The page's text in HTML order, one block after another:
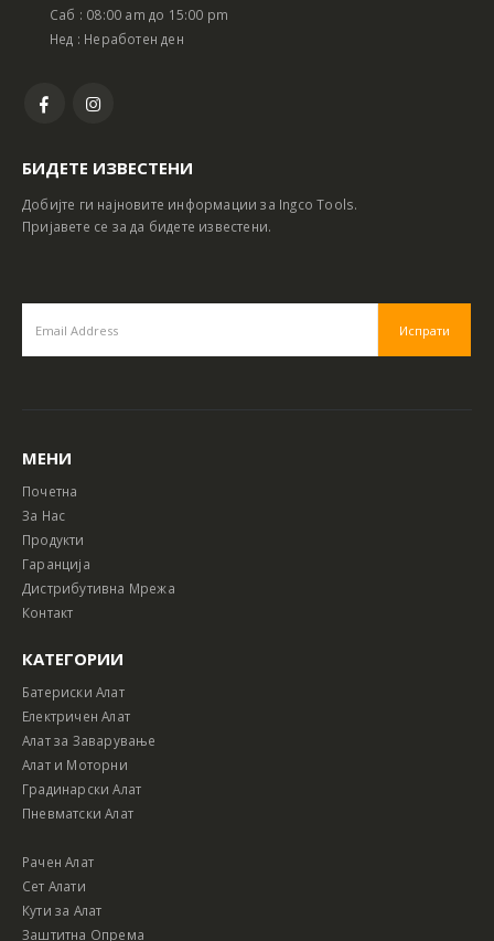
Саб : 08:00 am до 15:00 pm
Нед : Неработен ден
БИДЕТЕ ИЗВЕСТЕНИ
Добијте ги најновите информации за Ingco Tools.
Пријавете се за да бидете известени.
МЕНИ
Почетна
За Нас
Продукти
Гаранција
Дистрибутивна Мрежа
Контакт
КАТЕГОРИИ
Батериски Алат
Електричен Алат
Алат за Заварување
Алат и Моторни
Градинарски Алат
Пневматски Алат
Рачен Алат
Сет Алати
Кути за Алат
Заштитна Опрема